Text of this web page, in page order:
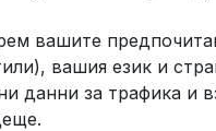
вашите
вашия език и
данни за трафика и